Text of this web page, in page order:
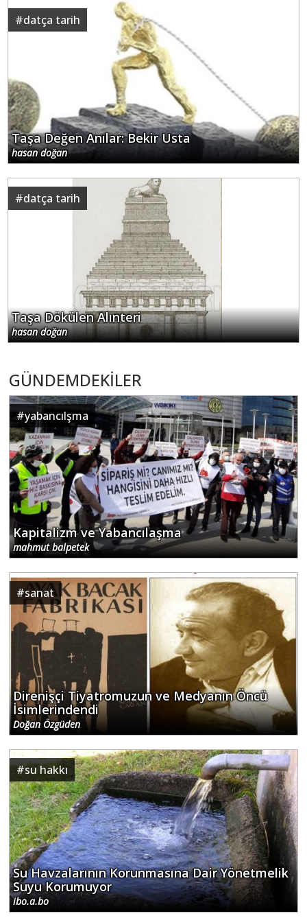
#datça tarih
Taşa Değen Anılar: Bekir Usta
hasan doğan
#datça tarih
Taşa Dökülen Alınteri
hasan doğan
GÜNDEMDEKİLER
#yabancılşma
Kapitalizm ve Yabancılaşma
mahmut balpetek
#sanat
Direnişçi Tiyatromuzun ve Medyanın Öncü
İsimlerindendi
Doğan Özgüden
#su hakkı
Su Havzalarının Korunmasına Dair Yönetmelik
Suyu Korumuyor
ibo.a.bo